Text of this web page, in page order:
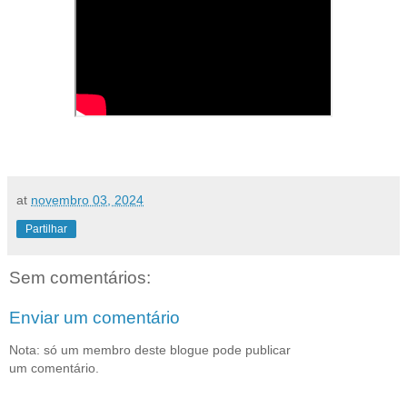
at novembro 03, 2024
Partilhar
Sem comentários:
Enviar um comentário
Nota: só um membro deste blogue pode publicar
um comentário.